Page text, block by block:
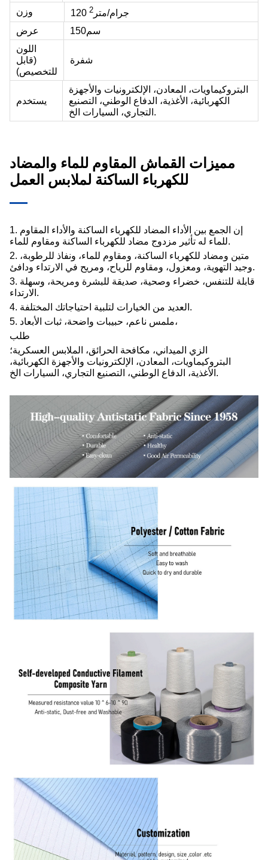
وزن 120 جرام/متر 2
عرض
150سم
اللون
(قابل
للتخصيص)
شفرة
يستخدم
البتروكيماويات، المعادن، الإلكترونيات والأجهزة
الكهربائية، الأغذية، الدفاع الوطني، التصنيع
التجاري، السيارات الخ.
مميزات القماش المقاوم للماء والمضاد
للكهرباء الساكنة لملابس العمل
1. إن الجمع بين الأداء المضاد للكهرباء الساكنة والأداء المقاوم
للماء له تأثير مزدوج مضاد للكهرباء الساكنة ومقاوم للماء.
2. متين ومضاد للكهرباء الساكنة، ومقاوم للماء، ونفاذ للرطوبة،
وجيد التهوية، ومعزول، ومقاوم للرياح، ومريح في الارتداء ودافئ.
3. قابلة للتنفس، خضراء وصحية، صديقة للبشرة ومريحة، وسهلة
الارتداء.
4. العديد من الخيارات لتلبية احتياجاتك المختلفة.
5. ملمس ناعم، حبيبات واضحة، ثبات الأبعاد،
طلب
الزي الميداني، مكافحة الحرائق، الملابس العسكرية؛
البتروكيماويات، المعادن، الإلكترونيات والأجهزة الكهربائية،
الأغذية، الدفاع الوطني، التصنيع التجاري، السيارات الخ.